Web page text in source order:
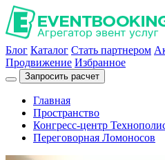
Блог Каталог Стать партнером
Продвижение Избранное
Запросить расчет
Главная
Пространство
Конгресс-центр
Переговорная Ломоносов